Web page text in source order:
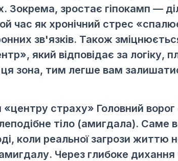
Зокрема, зростає гіпокамп —
час як хронічний стрес
зв'язків. Також
який відповідає за логіку,
зона, тим легше вам
«центру страху» Головний
тіло (амигдала). Саме
коли реальної загрози життю
Через глибоке дихання